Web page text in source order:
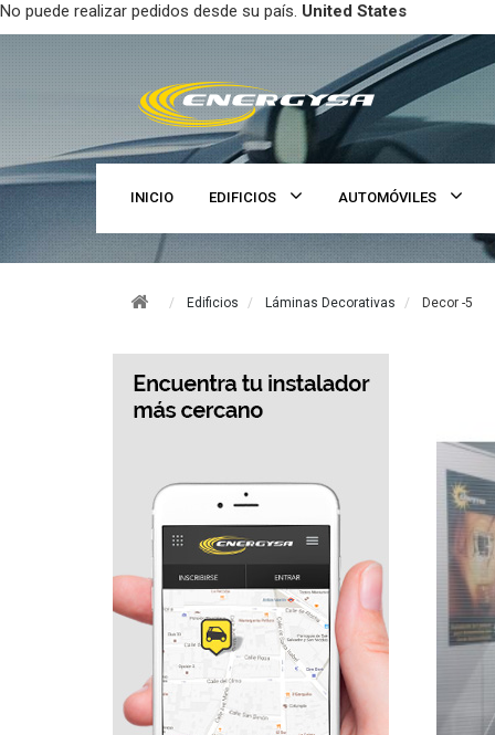
No puede realizar pedidos desde su país. United States
INICIO EDIFICIOS AUTOMÓVILES
Edificios Láminas Decorativas Decor -5